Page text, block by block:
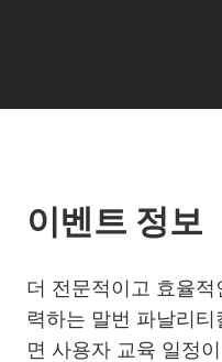
이벤트 정보
더 전문적이고 효율
력하는 말번 파날리
면 사용자 교육 일정